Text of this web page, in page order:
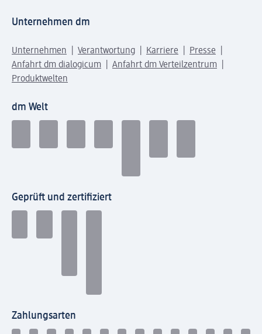
Unternehmen dm
Unternehmen Verantwortung Karriere
Presse
Anfahrt dm dialogicum
Anfahrt dm Verteilzentrum
Produktwelten
dm Welt
Geprüft und zertifiziert
Zahlungsarten